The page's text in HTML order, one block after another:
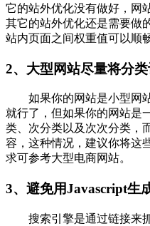
它的站外优化没有做好，网
其它的站外优化还是需要做
站内页面之间权重值可以顺
2、大型网站尽量将分
如果你的网站是小型网
就行了，但如果你的网站是
类、次分类以及次次分类，
容，这种情况，建议你将这
求可参考大型电商网站。
3、避免用Javascript生
搜索引擎是通过链接来